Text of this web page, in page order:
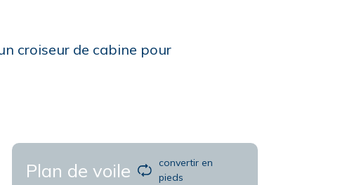
croiseur de cabine pour
Plan de voile
convertir en
pieds